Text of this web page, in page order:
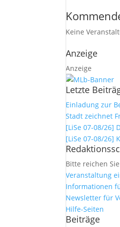
Keine
Anzeige
Anzeige
Letzte
Einladung zur
Stadt zeichnet
[LiSe 07-08/26]
[LiSe 07-08/26]
Bitte reichen
Veranstaltung
Informationen
Newsletter für
Hilfe-Seiten
Beiträge